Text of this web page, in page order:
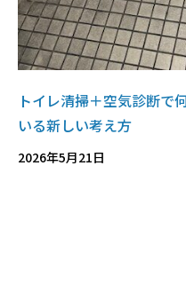
トイレ清掃＋空気診断で
いる新しい考え方
2026年5月21日